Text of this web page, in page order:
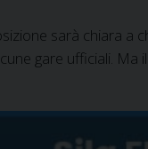
sarà chiara a
gare ufficiali.